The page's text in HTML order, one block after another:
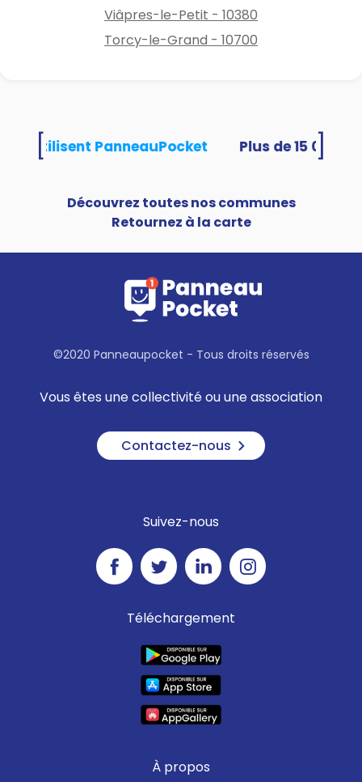
Viâpres-le-Petit - 10380
Torcy-le-Grand - 10700
utilisent PanneauPocket
Découvrez toutes nos communes
Retournez à la carte
©2020 Panneaupocket - Tous droits réservés
Vous êtes une collectivité ou une association
Contactez-nous
Suivez-nous
Téléchargement
À propos